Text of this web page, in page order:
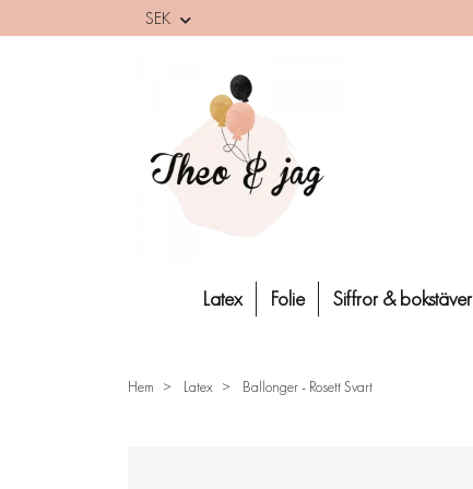
SEK
Latex Folie Siffror & bokstäver
Hem Latex Ballonger - Rosett Svart